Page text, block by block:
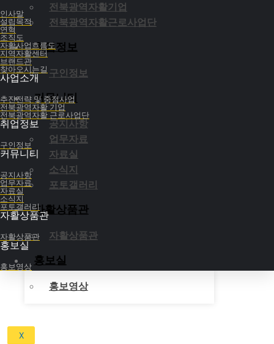
전북광역자활기업
전북광역자활근로사업단
취업정보
구인정보
커뮤니티
공지사항
업무자료
자료실
소식지
포토갤러리
자활상품관
자활상품관
홍보실
홍보영상
X
인사말
설립목적
연혁
조직도
자활사업흐름도
지역자활센터
브랜드관
찾아오시는길
사업소개
추진전략 및 중점사업
전북광역자활 기업
전북광역자활 근로사업단
취업정보
구인정보
커뮤니티
공지사항
업무자료
자료실
소식지
포토갤러리
자활상품관
자활상품관
홍보실
홍보영상
고창
부안